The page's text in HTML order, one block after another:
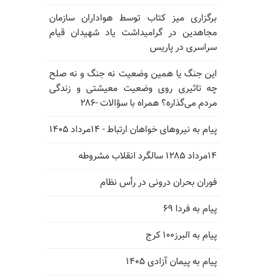
برگزاری میز کتاب توسط هواداران سازمان
مجاهدین در گرامیداشت یاد شهیدان قیام
سراسری در پاریس
این جنگ یا همین وضعیت نه جنگ و نه صلح
چه تاثیری روی وضعیت معیشتی و زندگی
مردم می‌گذاره؟ همراه با سؤالات -۲۸۶
پیام به نیروهای خواهان ارتباط - ۱۴مرداد ۱۴۰۵
۱۴مرداد ۱۲۸۵ سالگرد انقلاب مشروطه
فوران بحران درونی در رأس نظام
پیام به فردا ۶۹
پیام به البرز۱۰۰ کرج
پیام به پیمان آزادی ۱۴۰۵